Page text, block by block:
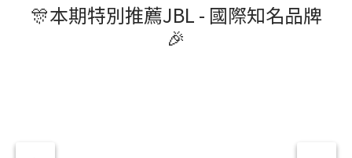
🎊本期特別推薦JBL - 國際知名品牌
🎉